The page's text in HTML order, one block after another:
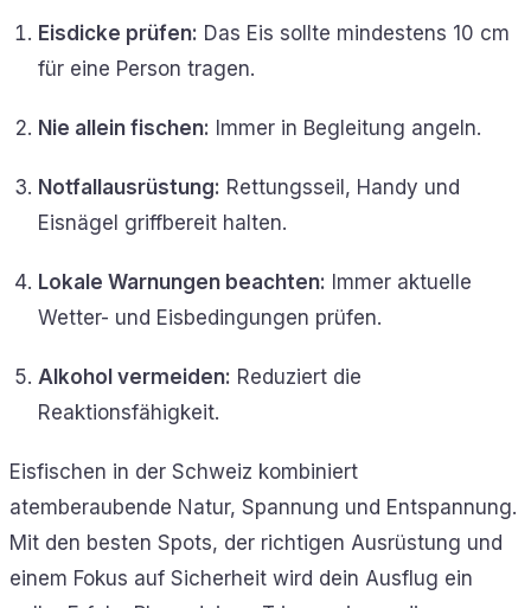
Eisdicke prüfen: Das Eis sollte mindestens 10 cm
für eine Person tragen.
Nie allein fischen: Immer in Begleitung angeln.
Notfallausrüstung: Rettungsseil, Handy und
Eisnägel griffbereit halten.
Lokale Warnungen beachten: Immer aktuelle
Wetter- und Eisbedingungen prüfen.
Alkohol vermeiden: Reduziert die
Reaktionsfähigkeit.
Eisfischen in der Schweiz kombiniert
atemberaubende Natur, Spannung und Entspannung.
Mit den besten Spots, der richtigen Ausrüstung und
einem Fokus auf Sicherheit wird dein Ausflug ein